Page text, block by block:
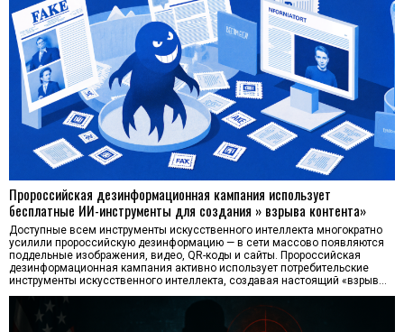
Пророссийская дезинформационная кампания использует
бесплатные ИИ-инструменты для создания » взрыва контента»
Доступные всем инструменты искусственного интеллекта многократно
усилили пророссийскую дезинформацию — в сети массово появляются
поддельные изображения, видео, QR-коды и сайты. Пророссийская
дезинформационная кампания активно использует потребительские
инструменты искусственного интеллекта, создавая настоящий «взрыв…